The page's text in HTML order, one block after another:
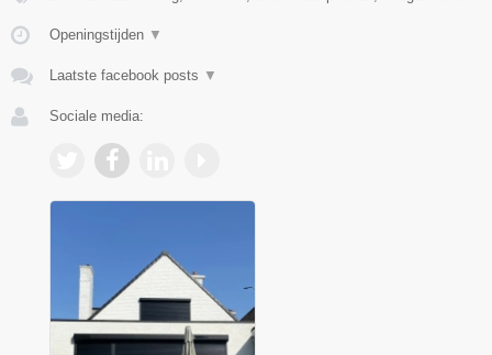
Openingstijden ▼
Laatste facebook posts ▼
Sociale media: